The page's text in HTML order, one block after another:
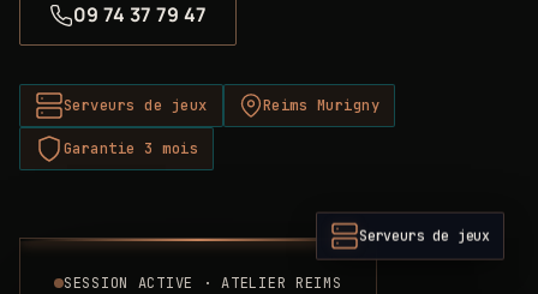
09 74 37 79 47
Serveurs de jeux Reims Murigny
Garantie 3 mois
SESSION ACTIVE · ATELIER REIMS
Serveurs de jeux